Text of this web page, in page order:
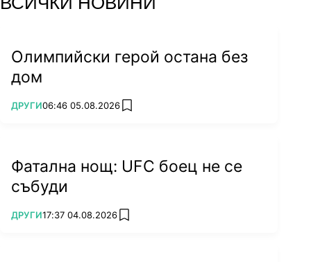
Олимпийски герой остана без
дом
ПОВЕЧЕ ОТ
ДРУГИ06:46 05.08.2026 add favorites
Фатална нощ: UFC боец не се
събуди
ПОВЕЧЕ ОТ
ДРУГИ17:37 04.08.2026 add favorites